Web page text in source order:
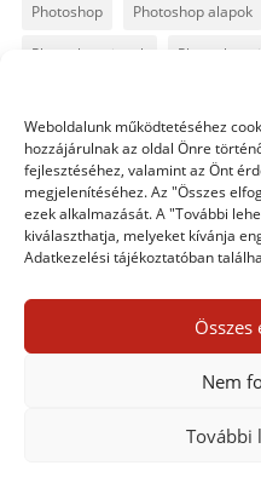
Weboldalunk működtetéséhez
hozzájárulnak az oldal Önre
fejlesztéséhez, valamint az Önt
megjelenítéséhez. Az "Összes
ezek alkalmazását. A "További
kiválaszthatja, melyeket kívánja
Adatkezelési tájékoztatóban
Összes
Nem
További
Photoshop Photoshop alapok
Photoshop tippek Photoshop
szövegszerkesztés template
videó vintage
0
Egy
Hozzászólás küldéséhezbe